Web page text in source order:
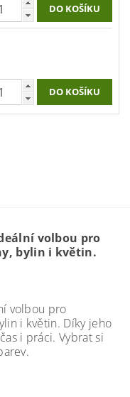
volbou pro
bylin i květin.
volbou pro
i květin. Díky jeho
i práci. Vybrat si